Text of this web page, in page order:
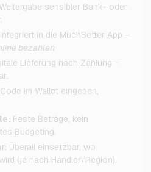
sensibler Bank- oder
in die MuchBetter App –
bezahlen.
Lieferung nach Zahlung –
Code im Wallet eingeben,
Feste Beträge, kein
Budgeting.
Überall einsetzbar, wo
(je nach Händler/Region).